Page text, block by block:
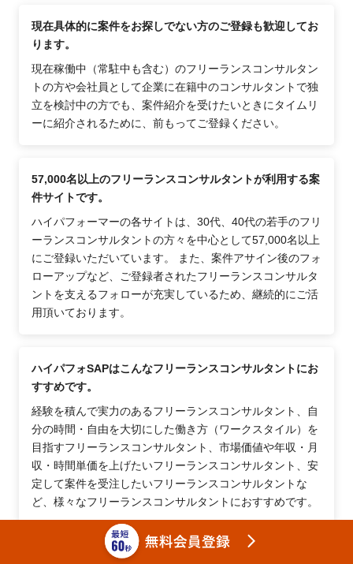
現在具体的に案件をお探しでない方のご登録も歓迎してお
ります。
現在稼働中（常駐中も含む）のフリーランスコンサルタン
トの方や会社員として企業に在籍中のコンサルタントで独
立を検討中の方でも、案件紹介を受けたいときにタイムリ
ーに紹介されるために、前もってご登録ください。
57,000名以上のフリーランスコンサルタントが利用する案
件サイトです。
ハイパフォーマーの各サイトは、30代、40代の若手のフリ
ーランスコンサルタントの方々を中心として57,000名以上
にご登録いただいています。 また、案件アサイン後のフォ
ローアップなど、ご登録者されたフリーランスコンサルタ
ントを支えるフォローが充実しているため、継続的にご活
用頂いております。
ハイパフォSAPはこんなフリーランスコンサルタントにお
すすめです。
経験を積んで実力のあるフリーランスコンサルタント、自
分の時間・自由を大切にした働き方（ワークスタイル）を
目指すフリーランスコンサルタント、市場価値や年収・月
収・時間単価を上げたいフリーランスコンサルタント、安
定して案件を受注したいフリーランスコンサルタントな
ど、様々なフリーランスコンサルタントにおすすめです。
フリーランスコンサルタントが案件紹介サイトを利用する